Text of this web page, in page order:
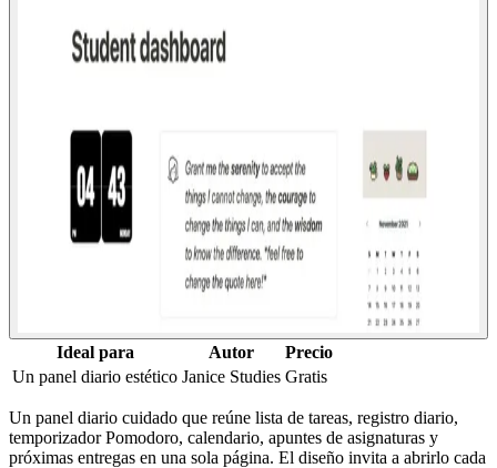
Ideal para Autor
Precio
Un panel diario estético Janice Studies Gratis
Un panel diario cuidado que reúne lista de tareas, registro diario,
temporizador Pomodoro, calendario, apuntes de asignaturas y
próximas entregas en una sola página. El diseño invita a abrirlo cada